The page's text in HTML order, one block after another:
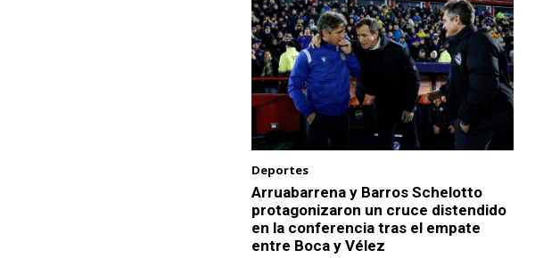
Deportes
Arruabarrena y Barros Schelotto
protagonizaron un cruce distendido
en la conferencia tras el empate
entre Boca y Vélez